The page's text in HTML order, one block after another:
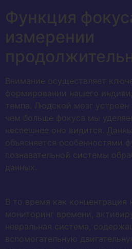
Функция
измерении
Внимание осуществляет
формировании нашего
темпа. Людской мозг
чем больше фокуса мы
неспешнее оно видится.
объясняется особенностями
познавательной системы
данных.
В то время как концентрация
мониторинг времени,
невральная система,
вспомогательную